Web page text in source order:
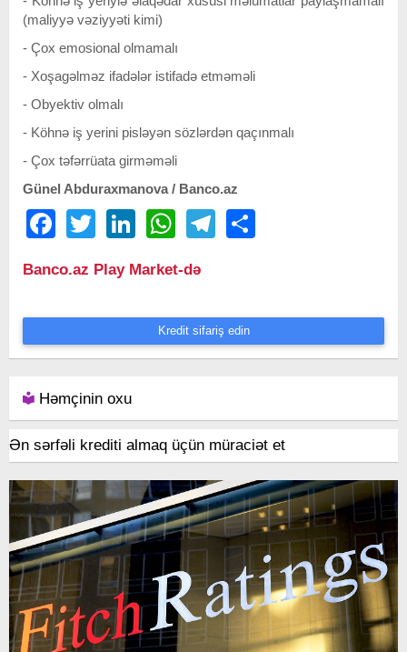
(maliyyə vəziyyəti kimi)
- Çox emosional olmamalı
- Xoşagəlməz ifadələr istifadə etməməli
- Obyektiv olmalı
- Köhnə iş yerini pisləyən sözlərdən qaçınmalı
- Çox təfərrüata girməməli
Günel Abduraxmanova / Banco.az
FacebookTwitter LinkedIn WhatsAppTelegram
Banco.az Play Market-də
Kredit sifariş edin
Həmçinin oxu
Ən sərfəli krediti almaq üçün müraciət et